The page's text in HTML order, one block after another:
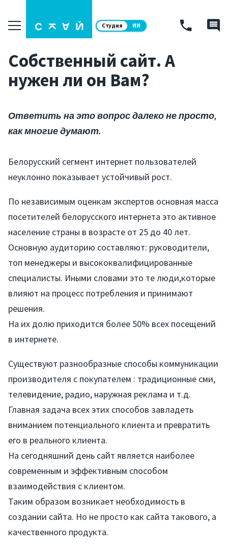
Студия ИИ
Собственный сайт. А
нужен ли он Вам?
Ответить на это вопрос далеко не просто,
как многие думают.
Белорусский сегмент интернет пользователей
неуклонно показывает устойчивый рост.
По независимым оценкам экспертов основная масса
посетителей белорусского интернета это активное
население страны в возрасте от 25 до 40 лет.
Основную аудиторию составляют: руководители,
топ менеджеры и высококвалифицированные
специалисты. Иными словами это те люди,которые
влияют на процесс потребления и принимают
решения.
На их долю приходится более 50% всех посещений
в интернете.
Существуют разнообразные способы коммуникации
производителя с покупателем : традиционные сми,
телевидение, радио, наружная реклама и т.д.
Главная задача всех этих способов завладеть
вниманием потенциального клиента и превратить
его в реального клиента.
На сегодняшний день сайт является наиболее
современным и эффективным способом
взаимодействия с клиентом.
Таким образом возникает необходимость в
создании сайта. Но не просто как сайта такового, а
качественного продукта.